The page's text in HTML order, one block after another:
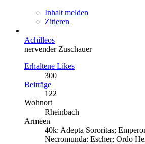
Inhalt melden
Zitieren
Achilleos
nervender Zuschauer
Erhaltene Likes
300
Beiträge
122
Wohnort
Rheinbach
Armeen
40k: Adepta Sororitas;
Necromunda: Escher; Ordo